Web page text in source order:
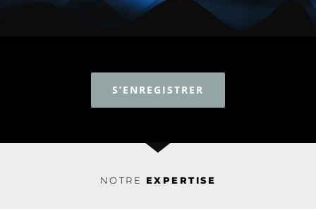
S’ENREGISTRER
NOTRE EXPERTISE